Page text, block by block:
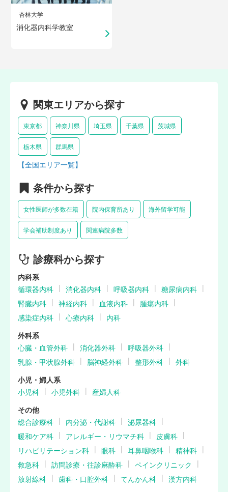
杏林大学
消化器内科学教室
関東エリアから探す
東京都 神奈川県 埼玉県 千葉県 茨城県
栃木県 群馬県
【全国エリア一覧】
条件から探す
女性医師が多数在籍 院内保育所あり 海外留学可能
学会補助制度あり 関連病院多数
診療科から探す
内科系
循環器内科
消化器内科 呼吸器内科
糖尿病内科
腎臓内科
神経内科 血液内科
腫瘍内科
感染症内科
心療内科
内科
外科系
心臓・血管外科
消化器外科
呼吸器外科
乳腺・甲状腺外科
脳神経外科 整形外科
外科
小児・婦人系
小児科
小児外科
産婦人科
その他
総合診療科
内分泌・代謝科
泌尿器科
暖和ケア科
アレルギー・リウマチ科
皮膚科
リハビリテーション科
眼科 耳鼻咽喉科
精神科
救急科
訪問診療・往診麻酔科
ペインクリニック
放射線科
歯科・口腔外科 てんかん科 漢方内科